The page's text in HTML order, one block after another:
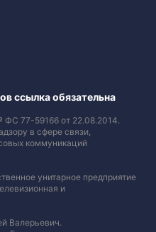
ссылка обязательна
ФС 77-59166 от 22.08.2014.
в сфере связи,
коммуникаций
унитарное предприятие
и
Валерьевич.